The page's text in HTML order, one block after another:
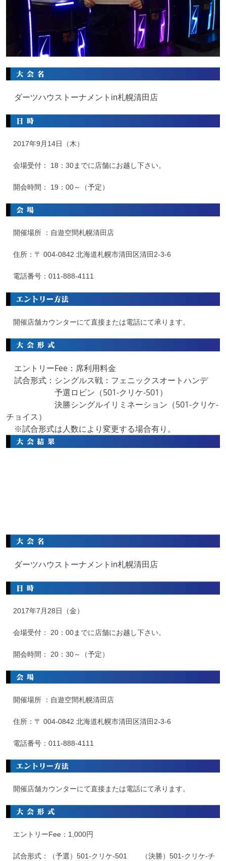
ダーツハウストーナメントin札幌清田店
2017年9月14日（木）
会場受付： 18：30までに店舗にお越し下さい。
開会時間： 19：00～（予定）
開催場所 ：自遊空間札幌清田店
住所：〒 004-0842 北海道札幌市清田区清田2-3-6
電話番号： 011-888-4111
開催店舗カウンターにて直接または電話にて承ります。
エントリーFee：席利用料金
試合形式：シングルス戦：フェニックスオートハンデ
予選ロビン（501-クリケ-501）
決勝シングルイリミネーション（501-クリケ-
チョイス）
※試合形式は人数により変更する場合有り。
ダーツハウストーナメントin札幌清田店
2017年7月28日（金）
会場受付： 20：00までに店舗にお越し下さい。
開会時間： 20：30～（予定）
開催場所 ：自遊空間札幌清田店
住所：〒 004-0842 北海道札幌市清田区清田2-3-6
電話番号： 011-888-4111
開催店舗カウンターにて直接または電話にて承ります。
エントリーFee：1,000円
試合形式：（予選）501-クリケ-501 （決勝）501-クリケ-チ